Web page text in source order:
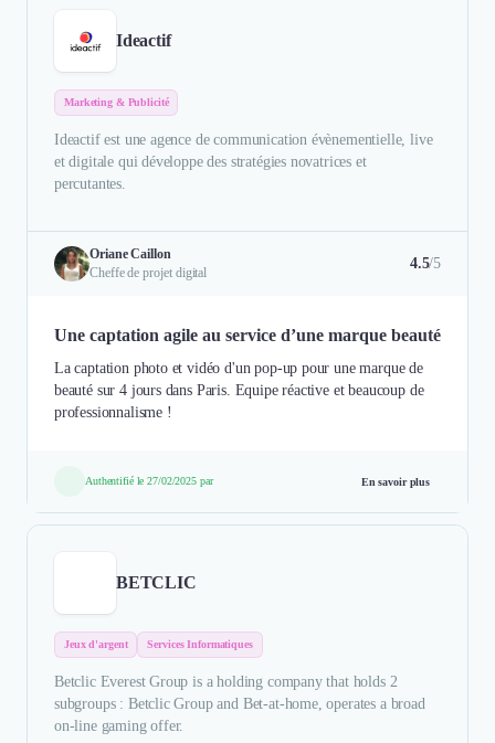
Ideactif
Marketing & Publicité
Ideactif est une agence de communication évènementielle, live
et digitale qui développe des stratégies novatrices et
percutantes.
Oriane Caillon
Cheffe de projet digital
4.5/5
Une captation agile au service d’une marque beauté
La captation photo et vidéo d'un pop-up pour une marque de
beauté sur 4 jours dans Paris. Equipe réactive et beaucoup de
professionnalisme !
Authentifié le 27/02/2025 par En savoir plus
BETCLIC
Jeux d'argent Services Informatiques
Betclic Everest Group is a holding company that holds 2
subgroups : Betclic Group and Bet-at-home, operates a broad
on-line gaming offer.